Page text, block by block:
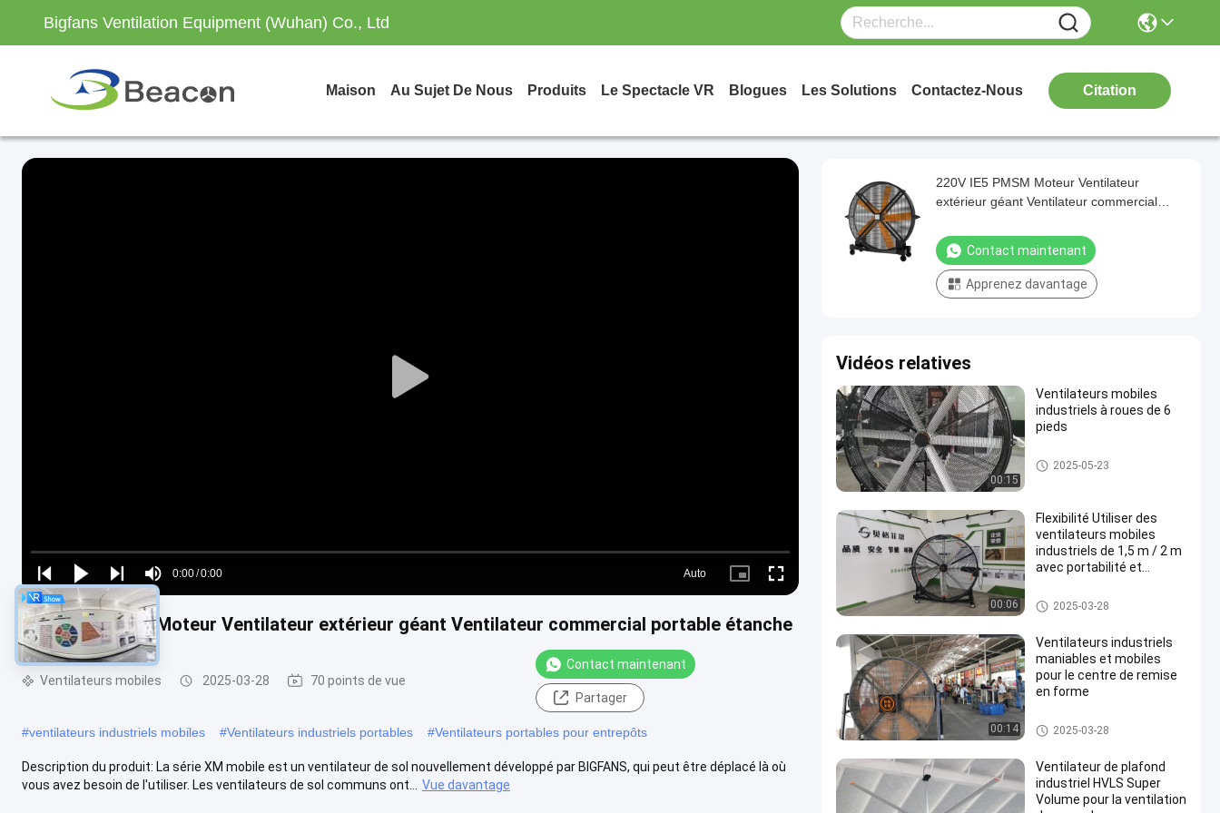
Bigfans Ventilation Equipment (Wuhan) Co., Ltd
Maison Au Sujet De Nous Produits Le Spectacle VR Blogues Les Solutions Contactez-Nous Citation
Play
Play
next
Play
Play
next
Mute
Time
0:00/0:00
Loaded:
0%
Auto
Picture- Fullscreen
220V IE5 PMSM Moteur Ventilateur extérieur géant Ventilateur commercial portable étanche
Ventilateurs mobiles 2025-03-28 70 points de vue
Contact maintenant
Partager
#ventilateurs industriels mobiles #Ventilateurs industriels portables #Ventilateurs portables pour entrepôts
Description du produit: La série XM mobile est un ventilateur de sol nouvellement développé par BIGFANS, qui peut être déplacé là où
vous avez besoin de l'utiliser. Les ventilateurs de sol communs ont...
Vue davantage
220V IE5 PMSM Moteur Ventilateur
extérieur géant Ventilateur commercial
Contact maintenant
Apprenez davantage
Vidéos relatives
00:15
Ventilateurs mobiles
industriels à roues de 6
pieds
Ventilateurs mobiles
2025-05-23
00:06
Flexibilité Utiliser des
ventilateurs mobiles
industriels de 1,5 m / 2 m
avec portabilité et
Ventilateurs mobiles
2025-03-28
00:14
Ventilateurs industriels
maniables et mobiles
pour le centre de remise
en forme
Ventilateurs mobiles
2025-03-28
Ventilateur de plafond
industriel HVLS Super
Volume pour la ventilation